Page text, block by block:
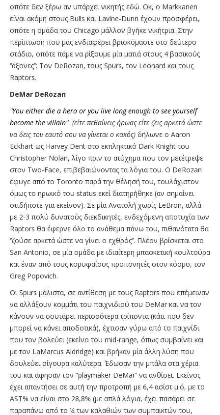
οπότε δεν ξέρω αν υπάρχει νικητής εδώ. Οκ, ο Markkanen
είναι ακόμη στους Bulls και Lavine-Dunn έχουν προσφέρει,
οπότε η ομάδα του Chicago μάλλον βγήκε νικήτρια. Στην
περίπτωση που μας ενδιαφέρει βρισκόμαστε στο δεύτερο
στάδιο, οπότε πάμε να ρίξουμε μία ματιά στους 4 βασικούς
‘’άξονες’’: Τον DeRozan, τους Spurs, τον Leonard και τους
Raptors.
DeMar DeRozan
'’You either die a hero or you live long enough to see yourself
become the villain'’ (είτε πεθαίνεις ήρωας είτε ζεις αρκετά ώστε
να δεις τον εαυτό σου να γίνεται ο κακός) δήλωνε ο Aaron
Eckhart ως Harvey Dent στο εκπληκτικό Dark Knight του
Christopher Nolan, λίγο πριν το ατύχημα που τον μετέτρεψε
στον Two-Face, επιβεβαιώνοντας τα λόγια του. O DeRozan
έφυγε από το Toronto παρά την θέλησή του, τουλάχιστον
όμως το ηρωικό του status εκεί διατηρήθηκε (αν σημαίνει
οτιδήποτε για εκείνον). Σε μία Ανατολή χωρίς LeBron, αλλά
με 2-3 πολύ δυνατούς διεκδικητές, ενδεχόμενη αποτυχία των
Raptors θα έφερνε όλο το ανάθεμα πάνω του, πιθανότατα θα
‘’ζούσε αρκετά ώστε να γίνει ο εχθρός’’. Πλέον βρίσκεται στο
San Antonio, σε μία ομάδα με ιδιαίτερη μπασκετική κουλτούρα
και έναν από τους κορυφαίους προπονητές στον κόσμο, τον
Greg Popovich.
Οι Spurs μάλιστα, σε αντίθεση με τους Raptors που επέμειναν
να αλλάξουν κομμάτι του παιχνιδιού του DeMar και να τον
κάνουν να σουτάρει περισσότερα τρίποντα (κάτι που δεν
μπορεί να κάνει αποδοτικά), έχτισαν γύρω από το παιχνίδι
που τον βολεύει (εκείνο του mid-range, όπως συμβαίνει και
με τον LaMarcus Aldridge) και βρήκαν μία άλλη λύση που
δουλεύει σίγουρα καλύτερα. Έδωσαν την μπάλα στα χέρια
του και άφησαν τον ’'playmaker DeMar’’ να ανθίσει. Εκείνος
έχει απαντήσει σε αυτή την προτροπή με 6,4 ασίστ μ.ό, με το
AST% να είναι στο 28,8% (με απλά λόγια, έχει πασάρει σε
παραπάνω από το ¼ των καλαθιών των συμπαικτών του,